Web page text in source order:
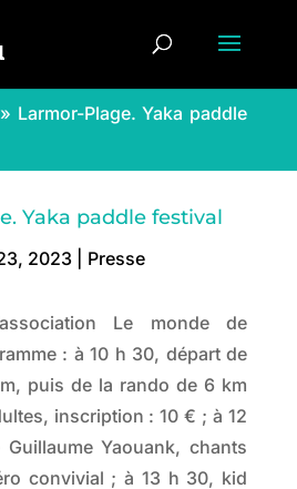
» Larmor-Plage. Yaka paddle
Yaka paddle festival
2023 Presse
Le monde de
: à 10 h 30, départ de
puis de la rando de 6 km
inscription : 10 € ; à 12
Yaouank, chants
convivial ; à 13 h 30, kid